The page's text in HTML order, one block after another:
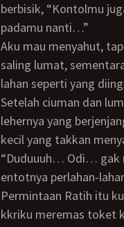
berbisik, “Kontolmu
padamu nanti…”
Aku mau menyahut, tapi tiba-tiba mulutku disumpal oleh bibir dan lidahnya. Lalu kami
saling lumat,
lahan seperti yang
Setelah ciuman dan lumatan Ratih terlepas, aku mengalihkan “kegiatan” mulutku ke
lehernya yang
kecil yang takkan
“Duduuuh… Odi… gak nyangka… cara-caramu ini… enak sekali Od… iyaaa…
entotnya perlahan-
Permintaan Ratih itu kukabulkan. Kuemut pentil toket kirinya, sementara tangan
kkriku meremas toket